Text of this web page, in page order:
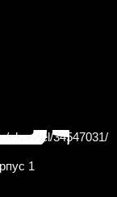
channel/34547031/
1